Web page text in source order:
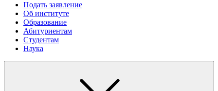
Подать заявление
Об институте
Образование
Абитуриентам
Студентам
Наука